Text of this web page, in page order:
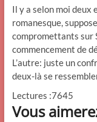
Il y a selon moi deux
romanesque,
compromettants sur
commencement de
L’autre: juste un
deux-là se
Lectures :7645
Vous